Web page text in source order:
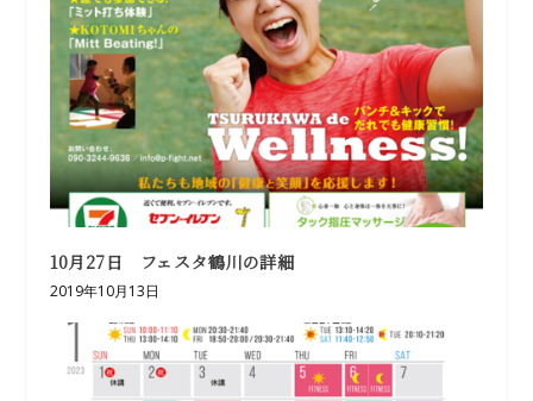
10月27日 フェスタ鶴川の詳細
2019年10月13日